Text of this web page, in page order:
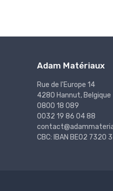
Adam Matériaux
Rue de l'Europe 14
4280 Hannut, Belgique
0800 18 089
0032 19 86 04 88
CBC: IBAN BE02 7320